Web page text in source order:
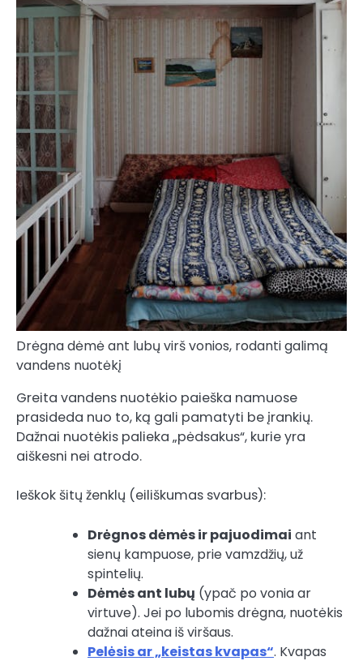
Drėgna dėmė ant lubų virš vonios, rodanti galimą
vandens nuotėkį
Greita vandens nuotėkio paieška namuose
prasideda nuo to, ką gali pamatyti be įrankių.
Dažnai nuotėkis palieka „pėdsakus“, kurie yra
aiškesni nei atrodo.
Ieškok šitų ženklų (eiliškumas svarbus):
Drėgnos dėmės ir pajuodimai ant
sienų kampuose, prie vamzdžių, už
spintelių.
Dėmės ant lubų (ypač po vonia ar
virtuve). Jei po lubomis drėgna, nuotėkis
dažnai ateina iš viršaus.
Pelėsis ar „keistas kvapas“. Kvapas